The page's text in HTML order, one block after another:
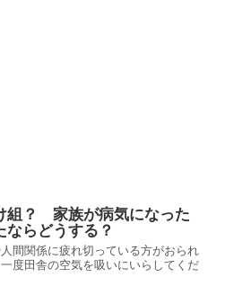
組？ 家族が病気になった
ならどうする？
間関係に疲れ切っている方がおられ
度田舎の空気を吸いにいらしてくだ